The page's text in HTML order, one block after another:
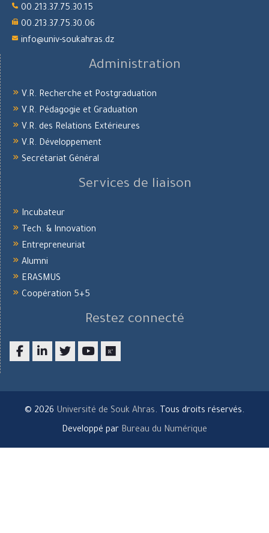
00.213.37.75.30.15
00.213.37.75.30.06
info@univ-soukahras.dz
Administration
V.R. Recherche et Postgraduation
V.R. Pédagogie et Graduation
V.R. des Relations Extérieures
V.R. Développement
Secrétariat Général
Services de liaison
Incubateur
Tech. & Innovation
Entrepreneuriat
Alumni
ERASMUS
Coopération 5+5
Restez connecté
© 2026 Université de Souk Ahras. Tous droits réservés.
Developpé par Bureau du Numérique